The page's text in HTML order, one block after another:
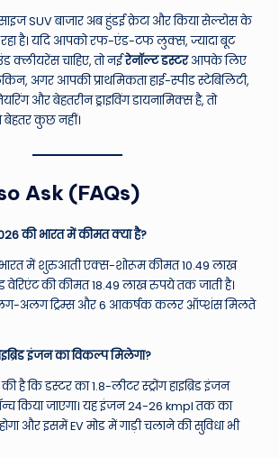
SUV बाजार अब हुंडई क्रेटा और किया सेल्टोस के
है। यदि आपको रफ-एंड-टफ लुक्स, ज्यादा बूट
क्लीयरेंस चाहिए, तो नईरेनॉल्ट डस्टरआपके लिए
अगर आपकी प्राथमिकता हाई-स्पीड स्टेबिलिटी,
और बेहतरीन ड्राइविंग डायनामिक्स है, तो
कुछ नहीं।
Ask (FAQs)
की भारत में कीमत क्या है?
भारत में शुरुआती एक्स-शोरूम कीमत 10.49 लाख
की कीमत 18.49 लाख रुपये तक जाती है।
अलग ट्रिम्स और 6 आकर्षक कलर ऑप्शंस मिलते
इंजन का विकल्प मिलेगा?
है कि डस्टर का 1.8-लीटर स्ट्रोंग हाइब्रिड इंजन
किया जाएगा। यह इंजन 24-26 kmpl तक का
और इसमें EV मोड में गाड़ी चलाने की सुविधा भी